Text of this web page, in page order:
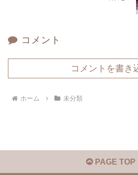
コメント
コメントを書き
ホーム 未分類
PAGE TOP